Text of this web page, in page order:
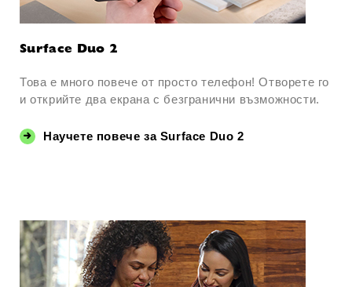
Surface Duo 2
Това е много повече от просто телефон! Отворете го
и открийте два екрана с безгранични възможности.
Научете повече за Surface Duo 2